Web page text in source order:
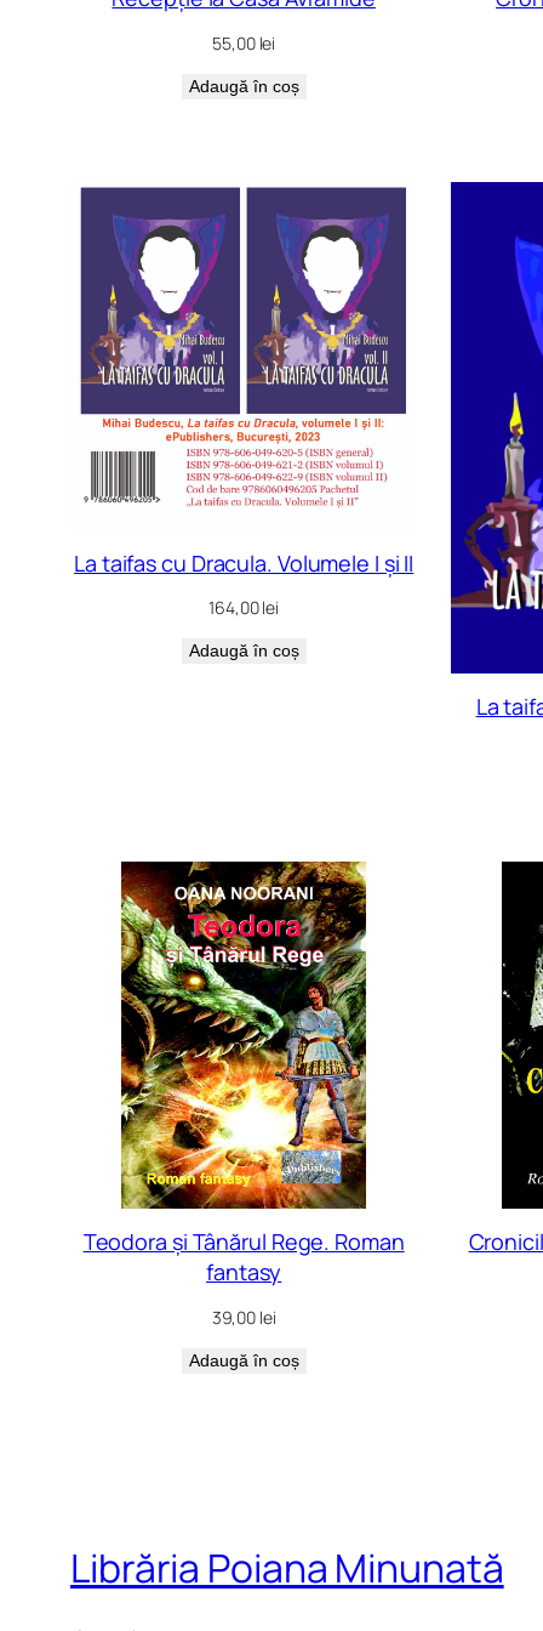
55,00 lei
Adaugă în coș
La taifas cu Dracula. Volumele I și II
164,00lei
Adaugă în coș
La
Teodora și Tânărul Rege. Roman
fantasy
39,00 lei
Adaugă în coș
Librăria Poiana Minunată